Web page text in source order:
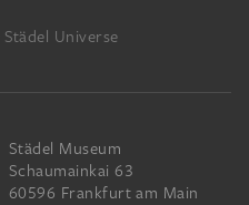
Städel Universe
Städel Museum
Schaumainkai 63
60596 Frankfurt am Main